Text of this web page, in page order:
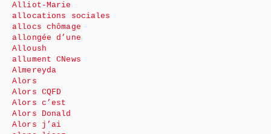
Alliot-Marie
allocations sociales
allocs chômage
allongée d’une
Alloush
allument CNews
Almereyda
Alors
Alors CQFD
Alors c’est
Alors Donald
Alors j’ai